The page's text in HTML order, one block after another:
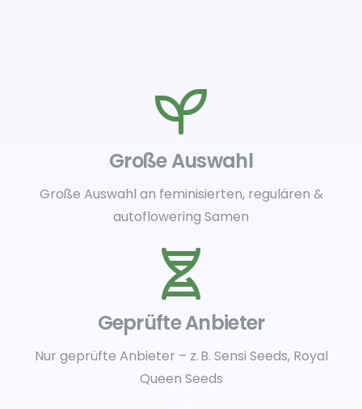
Große Auswahl
Große Auswahl an feminisierten, regulären &
autoflowering Samen
Geprüfte Anbieter
Nur geprüfte Anbieter – z. B. Sensi Seeds, Royal
Queen Seeds